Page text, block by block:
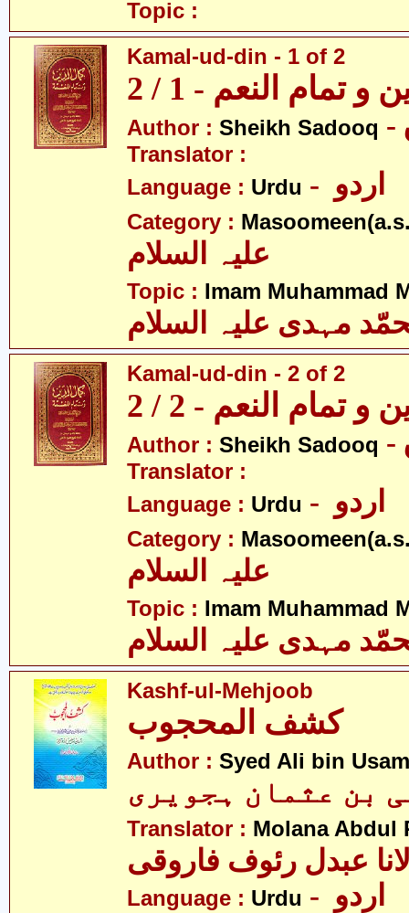
Topic :
Kamal-ud-din - 1 of 2
و تمام النعم - 1 / 2
Author : Sheikh Sadooq
Translator :
Language : Urdu
Category :
Topic : Imam Muhammad
مہدی علیہ السلام
Kamal-ud-din - 2 of 2
و تمام النعم - 2 / 2
Author : Sheikh Sadooq
Translator :
Language : Urdu
Category :
Topic : Imam Muhammad
مہدی علیہ السلام
Kashf-ul-Mehjoob
کشف المحجوب
Author : Syed Ali bin
بن عثمان ہجویری
Translator : Molana Abdul
عبدل رئوف فاروقی
Language : Urdu